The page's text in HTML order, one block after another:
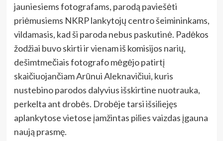
jauniesiems fotografams, parodą paviešėti
priėmusiems NKRP lankytojų centro šeimininkams,
vildamasis, kad ši paroda nebus paskutinė. Padėkos
žodžiai buvo skirti ir vienam iš komisijos narių,
dešimtmečiais fotografo mėgėjo patirtį
skaičiuojančiam Arūnui Aleknavičiui, kuris
nustebino parodos dalyvius išskirtine nuotrauka,
perkelta ant drobės. Drobėje tarsi išsiliejęs
aplankytose vietose įamžintas pilies vaizdas įgauna
naują prasmę.